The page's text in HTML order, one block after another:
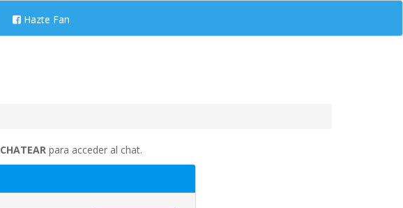
Hazte Fan
CHATEAR para acceder al chat.